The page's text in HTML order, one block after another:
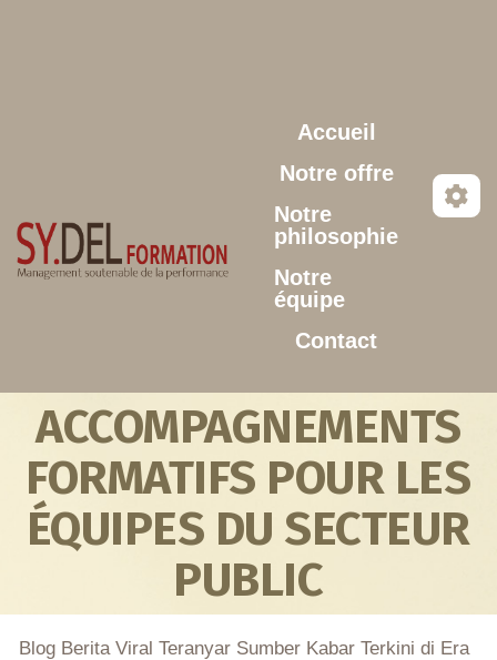
Accueil
Notre offre
Notre
philosophie
Notre
équipe
Contact
ACCOMPAGNEMENTS
FORMATIFS POUR LES
ÉQUIPES DU SECTEUR
PUBLIC
Blog Berita Viral Teranyar Sumber Kabar Terkini di Era